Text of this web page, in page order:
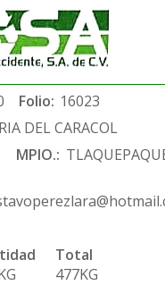
Folio: 16023
DEL CARACOL
MPIO.:
Total
477KG